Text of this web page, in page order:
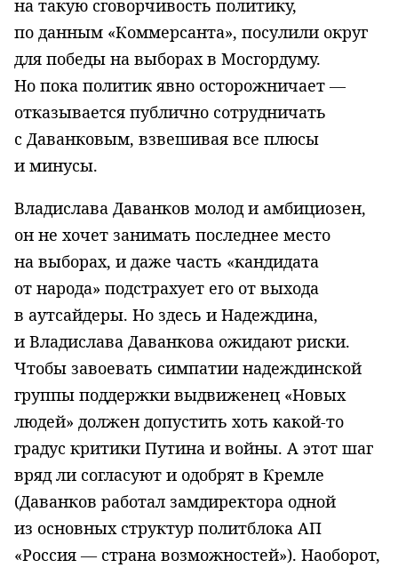
на такую сговорчивость политику,
по данным «Коммерсанта», посулили округ
для победы на выборах в Мосгордуму.
Но пока политик явно осторожничает —
отказывается публично сотрудничать
с Даванковым, взвешивая все плюсы
и минусы.
Владислава Даванков молод и амбициозен,
он не хочет занимать последнее место
на выборах, и даже часть «кандидата
от народа» подстрахует его от выхода
в аутсайдеры. Но здесь и Надеждина,
и Владислава Даванкова ожидают риски.
Чтобы завоевать симпатии надеждинской
группы поддержки выдвиженец «Новых
людей» должен допустить хоть какой-то
градус критики Путина и войны. А этот шаг
вряд ли согласуют и одобрят в Кремле
(Даванков работал замдиректора одной
из основных структур политблока АП
«Россия — страна возможностей»). Наоборот,